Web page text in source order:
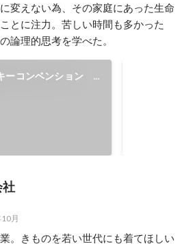
変えない為、その家庭にあった生命
とに注力。苦しい時間も多かった
論理的思考を学べた。
ーコンベンション
月
。きものを若い世代にも着てほしい